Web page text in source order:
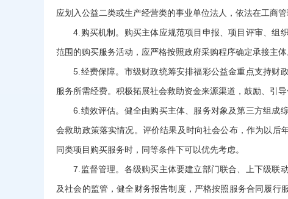
应划入公益二类或生产经营类的事业单位法人，依法在工商
4.购买机制。购买主体应规范项目申报、项目评审、组
范围的购买服务活动，应严格按照政府采购程序确定承接主体
5.经费保障。市级财政统筹安排福彩公益金重点支持财
服务所需经费。积极拓展社会救助资金来源渠道，鼓励、引
6.绩效评估。健全由购买主体、服务对象及第三方组成
会救助政策落实情况。评价结果及时向社会公布，作为以
同类项目购买服务时，同等条件下可以优先考虑。
7.监督管理。各级购买主体要建立部门联合、上下级联动
及社会的监管，健全财务报告制度，严格按照服务合同履